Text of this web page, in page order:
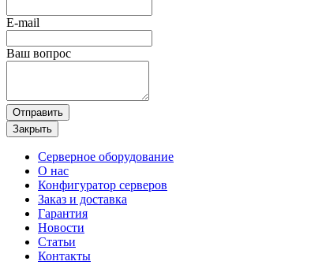
E-mail
Ваш вопрос
Отправить
Закрыть
Серверное оборудование
О нас
Конфигуратор серверов
Заказ и доставка
Гарантия
Новости
Статьи
Контакты